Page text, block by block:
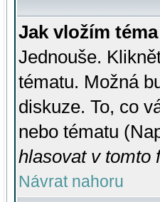
Jak vložím
Jednouše.
tématu. Možná
diskuze. To, co
nebo tématu
hlasovat v tomto
Návrat nahoru